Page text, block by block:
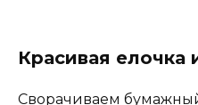
Красивая елочка
Сворачиваем